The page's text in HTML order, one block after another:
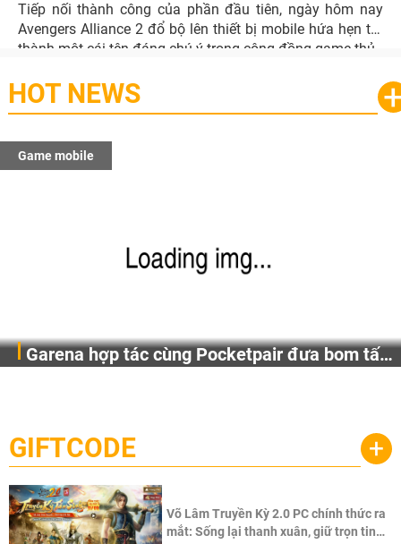
Tiếp nối thành công của phần đầu tiên, ngày hôm nay
Avengers Alliance 2 đổ bộ lên thiết bị mobile hứa hẹn trở
thành một cái tên đáng chú ý trong cộng đồng game thủ
HOT NEWS
Game mobile
Garena hợp tác cùng Pocketpair đưa bom tấn
cầu, theo giấy phép chính thức từ công ty game Nhật Bản
Pocketpair, Inc.
GIFTCODE +
Võ Lâm Truyền Kỳ 2.0 PC chính thức ra
mắt: Sống lại thanh xuân, giữ trọn tinh